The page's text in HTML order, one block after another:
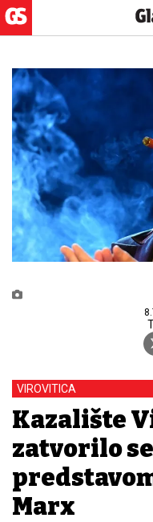
VIROVITICA
Kazalište
zatvorilo
Marx